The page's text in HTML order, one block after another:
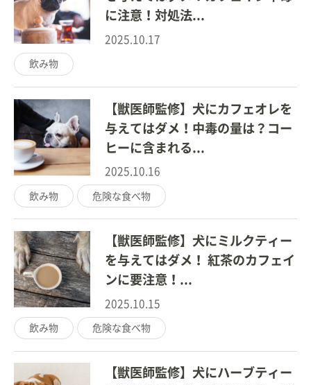
に注意！対処法...
2025.10.17
飲み物
【獣医師監修】犬にカフェオレを
与えてはダメ！中毒の量は？コー
ヒーに含まれる...
2025.10.16
飲み物 危険な食べ物
【獣医師監修】犬にミルクティー
を与えてはダメ！ 紅茶のカフェイ
ンに要注意！...
2025.10.15
飲み物 危険な食べ物
【獣医師監修】犬にハーブティー